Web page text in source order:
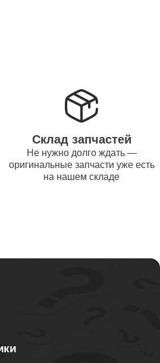
1595
Склад запчастей
Не нужно долго ждать —
оригинальные запчасти уже есть
на нашем складе